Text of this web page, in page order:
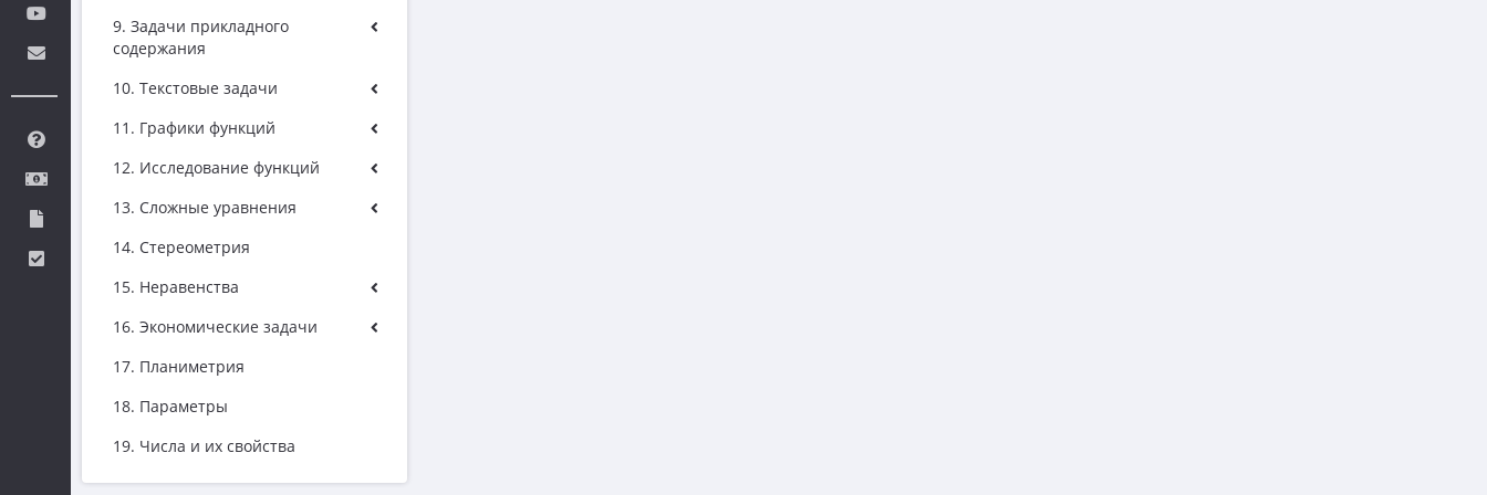
9. Задачи прикладного
содержания
10. Текстовые задачи
11. Графики функций
12. Исследование функций
13. Сложные уравнения
14. Стереометрия
15. Неравенства
16. Экономические задачи
17. Планиметрия
18. Параметры
19. Числа и их свойства